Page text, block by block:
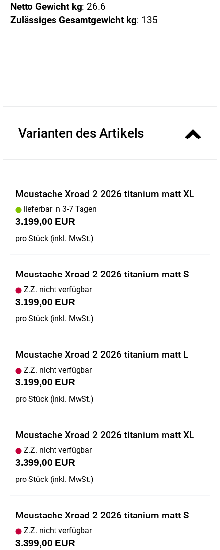
Netto Gewicht kg: 26.6
Zulässiges Gesamtgewicht kg: 135
Varianten des Artikels
Moustache Xroad 2 2026 titanium matt XL
lieferbar in 3-7 Tagen
3.199,00 EUR
pro Stück (inkl. MwSt.)
Moustache Xroad 2 2026 titanium matt S
Z.Z. nicht verfügbar
3.199,00 EUR
pro Stück (inkl. MwSt.)
Moustache Xroad 2 2026 titanium matt L
Z.Z. nicht verfügbar
3.199,00 EUR
pro Stück (inkl. MwSt.)
Moustache Xroad 2 2026 titanium matt XL
Z.Z. nicht verfügbar
3.399,00 EUR
pro Stück (inkl. MwSt.)
Moustache Xroad 2 2026 titanium matt S
Z.Z. nicht verfügbar
3.399,00 EUR